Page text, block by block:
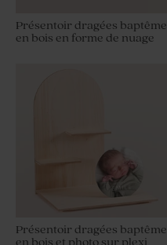
Présentoir dragées baptême
en bois en forme de nuage
Présentoir dragées baptême